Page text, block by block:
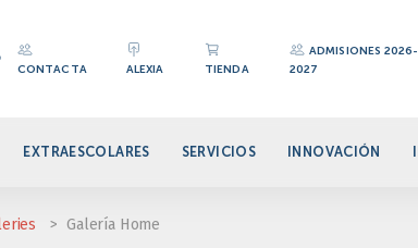
CONTACTA ALEXIA TIENDA
ADMISIONES 2026-
2027
EXTRAESCOLARES SERVICIOS INNOVACIÓN
> Galería Home